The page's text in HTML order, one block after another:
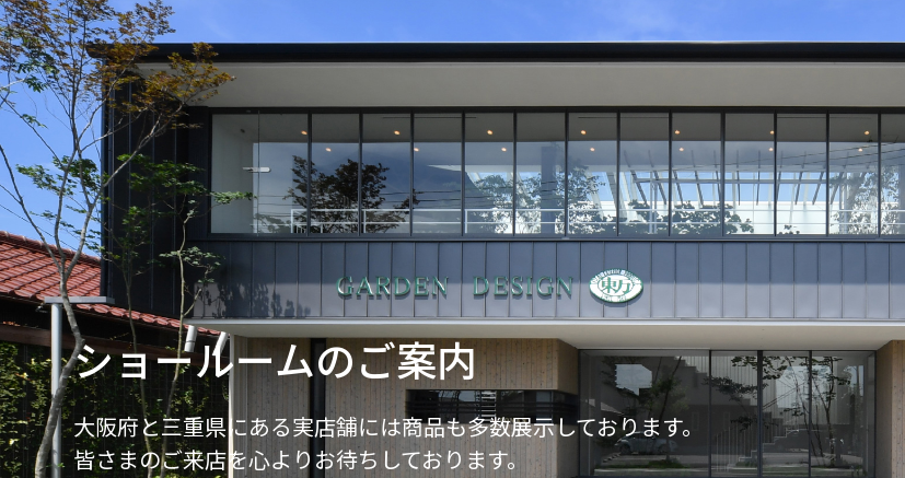
ショールームのご案内
大阪府と三重県にある実店舗には商品も多数展示しております。
皆さまのご来店を心よりお待ちしております。